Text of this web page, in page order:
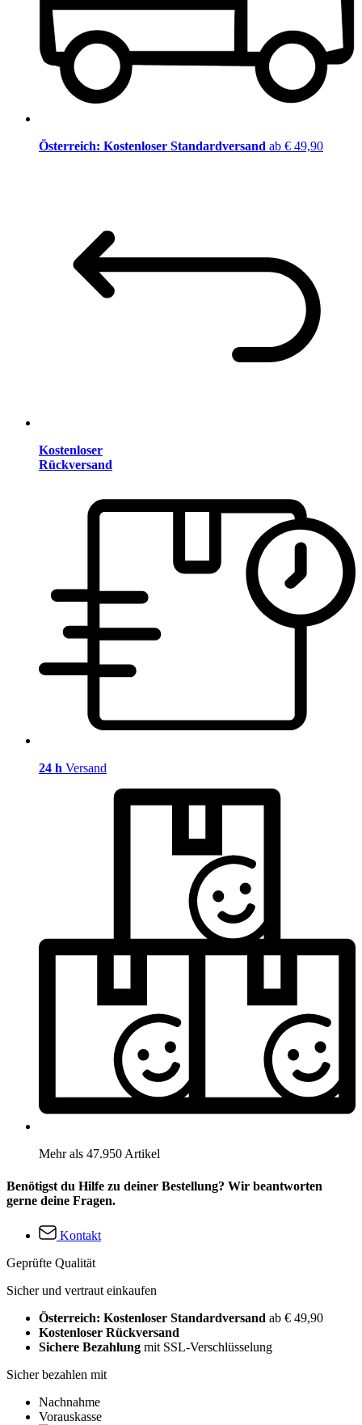
Österreich: Kostenloser Standardversand ab € 49,90
Kostenloser
Rückversand
24 h Versand
Mehr als 47.950 Artikel
Benötigst du Hilfe zu deiner Bestellung? Wir beantworten
gerne deine Fragen.
Kontakt
Geprüfte Qualität
Sicher und vertraut einkaufen
Österreich: Kostenloser Standardversand ab € 49,90
Kostenloser Rückversand
Sichere Bezahlung mit SSL-Verschlüsselung
Sicher bezahlen mit
Nachnahme
Vorauskasse